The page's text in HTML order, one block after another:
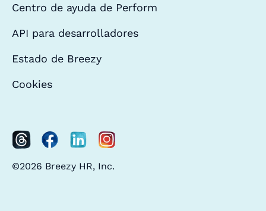
Centro de ayuda de Perform
API para desarrolladores
Estado de Breezy
Cookies
©2026 Breezy HR, Inc.